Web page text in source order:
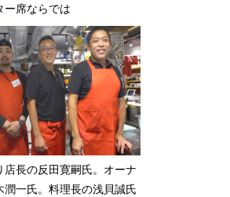
ー席ならでは
店長の反田寛嗣氏。オーナ
潤一氏。料理長の浅貝誠氏